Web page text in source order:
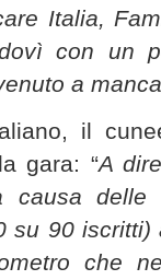
Italia,
con un
a
il
gara: “A
causa delle
su 90
che